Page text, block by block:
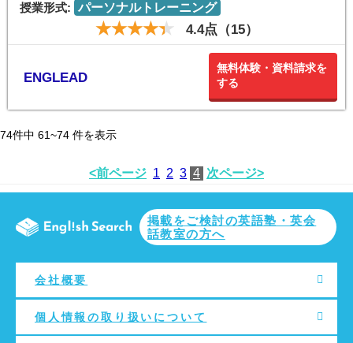
授業形式: パーソナルトレーニング
4.4点（15）
ENGLEAD
無料体験・資料請求を
する
74件中 61~74 件を表示
<前ページ 1 2 3 4 次ページ>
掲載をご検討の英語塾・英会
話教室の方へ
会社概要
個人情報の取り扱いについて